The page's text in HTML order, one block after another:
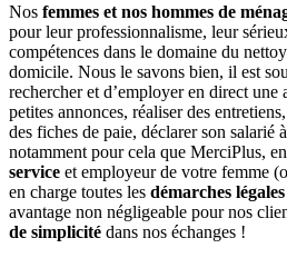
Nos femmes et nos hommes de
pour leur professionnalisme, leur
compétences dans le domaine du
domicile. Nous le savons bien, il est
rechercher et d’employer en direct une
petites annonces, réaliser des
des fiches de paie, déclarer son salarié
notamment pour cela que MerciPlus,
service et employeur de votre femme
en charge toutes les démarches
avantage non négligeable pour nos
de simplicité dans nos échanges !